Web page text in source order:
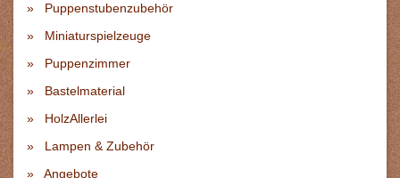
Puppenstubenzubehör
Miniaturspielzeuge
Puppenzimmer
Bastelmaterial
HolzAllerlei
Lampen & Zubehör
Angebote